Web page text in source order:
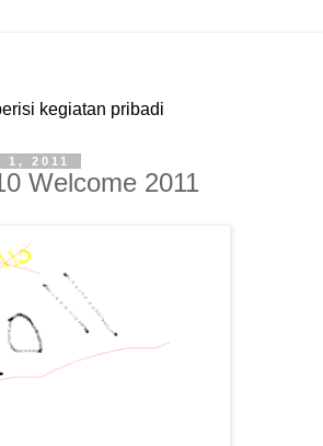
kegiatan pribadi
2011
Welcome 2011